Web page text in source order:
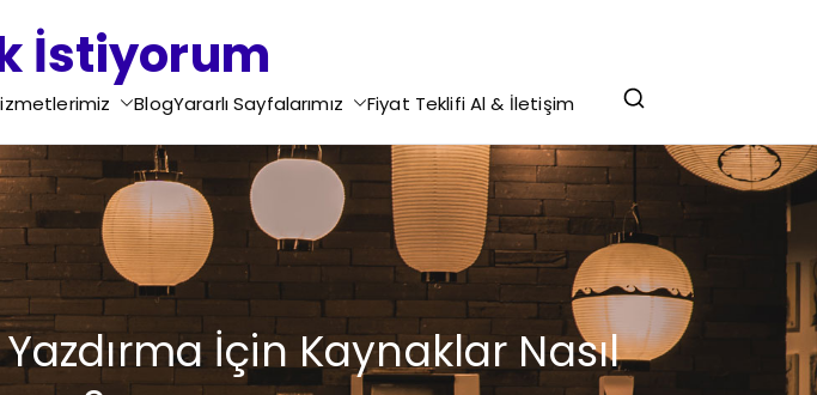
İstiyorum
- Proje Yazdırma - Rapor Yazdırma - Makale Yazdırma - Staj Defteri
BlogYararlı Sayfalarımız Fiyat Teklifi Al & İletişim
İçin Kaynaklar Nasıl